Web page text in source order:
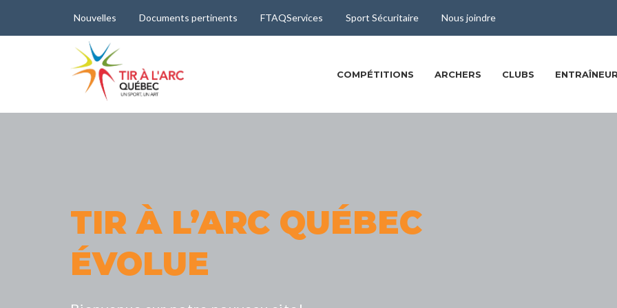
Nouvelles Documents pertinents FTAQServices Sport Sécuritaire Nous joindre
COMPÉTITIONS ARCHERS CLUBS
TIR À L’ARC QUÉBEC
ÉVOLUE